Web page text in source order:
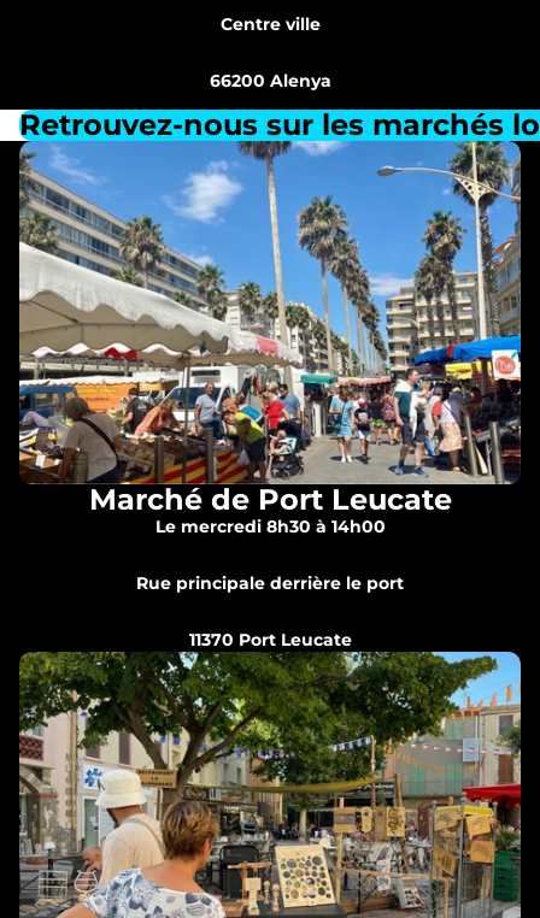
Centre ville
66200 Alenya
Retrouvez-nous sur les marchés
Marché de Port Leucate
Le mercredi 8h30 à 14h00
Rue principale derrière le port
11370 Port Leucate